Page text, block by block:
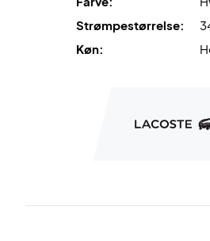
Strømpestørrelse:
Køn: